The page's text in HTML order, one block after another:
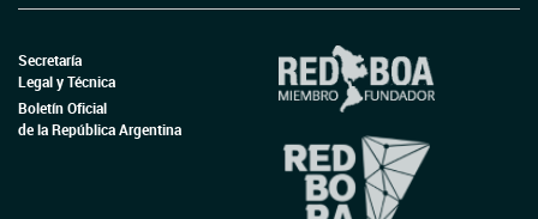
Secretaría
Legal y Técnica
Boletín Oficial
de la República Argentina